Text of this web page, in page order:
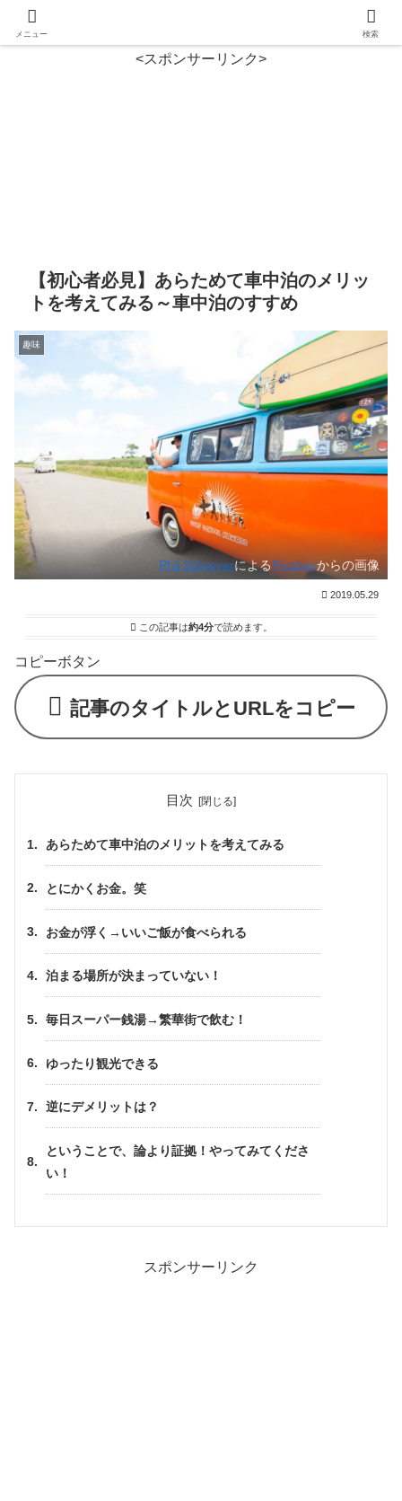
<スポンサーリンク>
【初心者必見】あらためて車中泊のメリッ
トを考えてみる～車中泊のすすめ
趣味
Phil SchreyerによるPixabayからの画像
2019.05.29
この記事は約4分で読めます。
コピーボタン
記事のタイトルとURLをコピー
目次
あらためて車中泊のメリットを考えてみる
とにかくお金。笑
お金が浮く→いいご飯が食べられる
泊まる場所が決まっていない！
毎日スーパー銭湯→繁華街で飲む！
ゆったり観光できる
逆にデメリットは？
ということで、論より証拠！やってみてくださ
い！
スポンサーリンク
メニュー 検索